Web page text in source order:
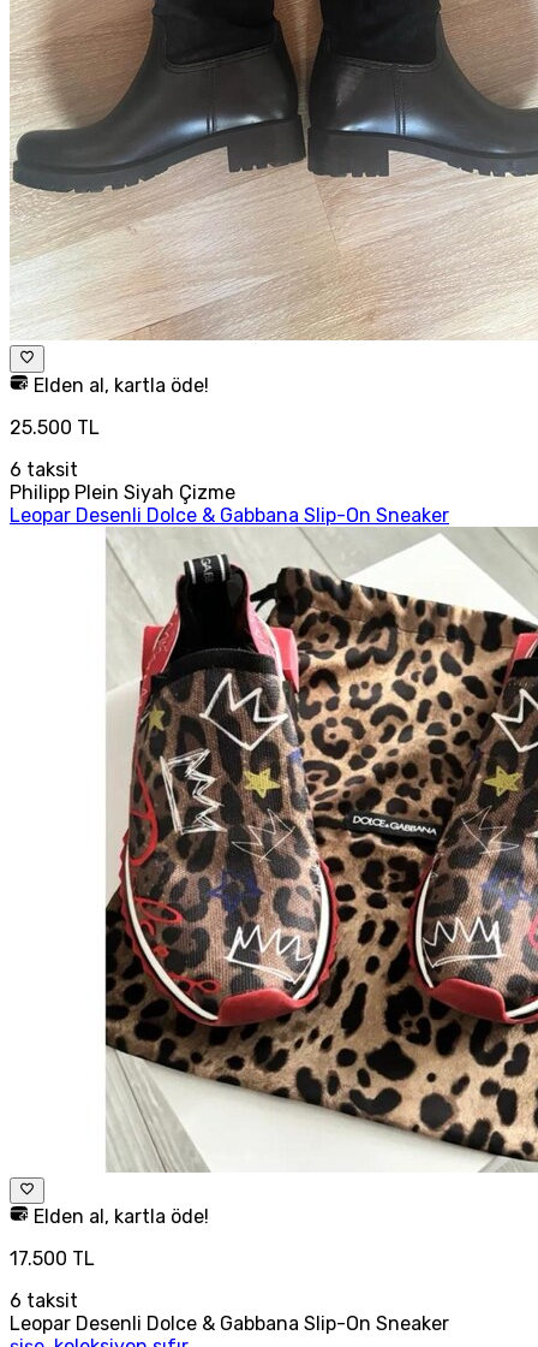
Elden al, kartla öde!
25.500 TL
6 taksit
Philipp Plein Siyah Çizme
Leopar Desenli Dolce & Gabbana Slip-On Sneaker
Elden al, kartla öde!
17.500 TL
6 taksit
Leopar Desenli Dolce & Gabbana Slip-On Sneaker